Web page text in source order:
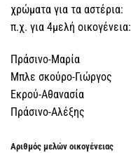
χρώματα για τα αστέρια:
π.χ. για 4μελή οικογένεια:
Πράσινο-Μαρία
Μπλε σκούρο-Γιώργος
Εκρού-Αθανασία
Πράσινο-Αλέξης
Αριθμός μελών οικογένειας